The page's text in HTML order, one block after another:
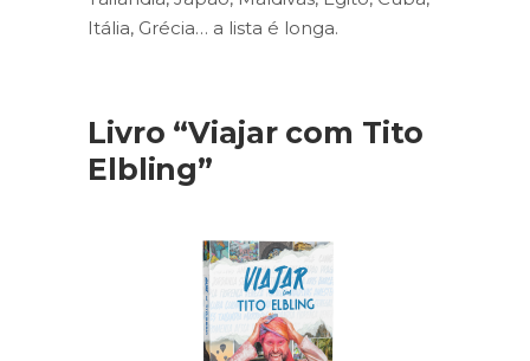
Itália, Grécia… a lista é longa.
Livro “Viajar com Tito
Elbling”